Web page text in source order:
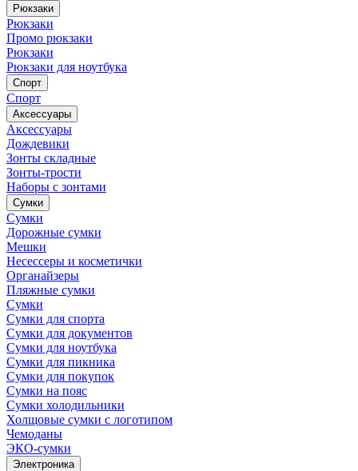
Рюкзаки
Рюкзаки
Промо рюкзаки
Рюкзаки
Рюкзаки для ноутбука
Спорт
Спорт
Аксессуары
Аксессуары
Дождевики
Зонты складные
Зонты-трости
Наборы с зонтами
Сумки
Сумки
Дорожные сумки
Мешки
Несессеры и косметички
Органайзеры
Пляжные сумки
Сумки
Сумки для спорта
Сумки для документов
Сумки для ноутбука
Сумки для пикника
Сумки для покупок
Сумки на пояс
Сумки холодильники
Холщовые сумки с логотипом
Чемоданы
ЭКО-сумки
Электроника